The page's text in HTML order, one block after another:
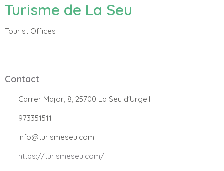
Turisme de La Seu
Tourist Offices
Contact
Carrer Major, 8, 25700 La Seu d'Urgell
973351511
info@turismeseu.com
https://turismeseu.com/